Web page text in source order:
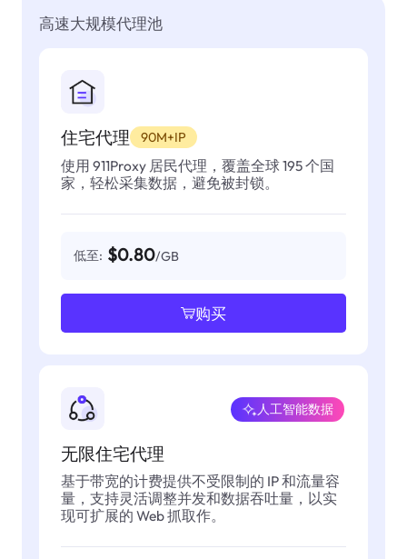
高速大规模代理池
住宅代理 90M+IP
使用 911Proxy 居民代理，覆盖全球 195 个国
家，轻松采集数据，避免被封锁。
低至: $0.80/GB
购买
无限住宅代理
人工智能数据
基于带宽的计费提供不受限制的 IP 和流量容
量，支持灵活调整并发和数据吞吐量，以实
现可扩展的 Web 抓取作。